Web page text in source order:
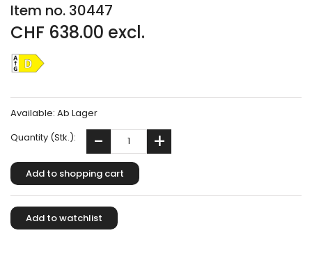
Item no. 30447
CHF 638.00 excl.
Available: Ab Lager
Quantity (Stk.):